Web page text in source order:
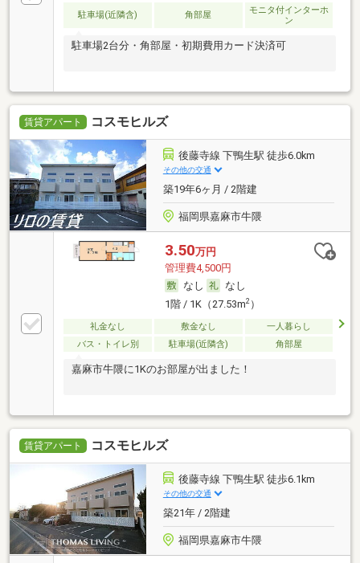
駐車場(近隣含) 角部屋
モニタ付インターホ
ン
駐車場2台分・角部屋・初期費用カード決済可
賃貸アパート コスモヒルズ
後藤寺線 下鴨生駅 徒歩6.0km
その他の交通
築19年6ヶ月 / 2階建
福岡県嘉麻市牛隈
3.50万円
管理費4,500円
なし
なし
1階 / 1K（27.53m2）
礼金なし 敷金なし
一人暮らし
バス・トイレ別
駐車場(近隣含) 角部屋
嘉麻市牛隈に1Kのお部屋が出ました！
賃貸アパート コスモヒルズ
後藤寺線 下鴨生駅 徒歩6.1km
その他の交通
築21年 / 2階建
福岡県嘉麻市牛隈